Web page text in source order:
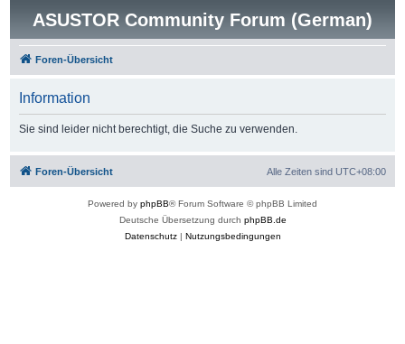
ASUSTOR Community Forum (German)
Foren-Übersicht
Information
Sie sind leider nicht berechtigt, die Suche zu verwenden.
Foren-Übersicht Alle Zeiten sind UTC+08:00
Powered by phpBB® Forum Software © phpBB Limited
Deutsche Übersetzung durch phpBB.de
Datenschutz| Nutzungsbedingungen